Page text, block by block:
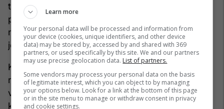
të përgjigjen me “po” ose “jo” në pyetjen se a
pajtohen që kryetari i njërës prej katër komunave
në veri të shkarkohet. Qendrat e votimit do të
jenë të hapura nga ora 07:00 deri në 19:00.
KQZ ende nuk ka publikuar orën e publikimit të
rezultateve preliminare për fatin e kryetarëve në
veri, ndërkohë që gjatë ditës do të mbajë katër
konferenca për media për të informuar mbi
Learn more
Your personal data will be processed and information from
your device (cookies, unique identifiers, and other device
data) may be stored by, accessed by and shared with 369
partners, or used specifically by this site. We and our partners
may use precise geolocation data. List of partners.
Some vendors may process your personal data on the basis
of legitimate interest, which you can object to by managing
your options below. Look for a link at the bottom of this page
or in the site menu to manage or withdraw consent in privacy
and cookie settings.